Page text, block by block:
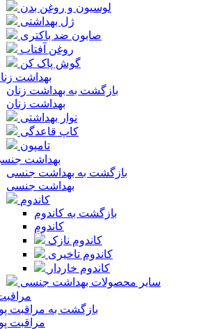
لوسیون و روغن بدن
ژل بهداشتی
صابون ضد باکتری
روغن آفتاب
گوش پاک کن
بهداشت
بازگشت به بهداشت زنان
بهداشت زنان
نوار بهداشتی
کاپ قاعدگی
تامپون
بهداشت
بازگشت به بهداشت جنسی
بهداشت جنسی
کاندوم
بازگشت به کاندوم
کاندوم
کاندوم نازک
کاندوم تاخیری
کاندوم خاردار
سایر محصولات بهداشت جنسی
بازگشت به مراقبت
مراقبت